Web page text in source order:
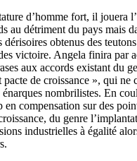
d’homme fort, il jouera
au détriment du pays mais
dérisoires obtenus des
victoire. Angela finira par
aux accords existant du
de croissance », qui ne
nombrilistes. En
en compensation sur des
du genre
industrielles à égalité